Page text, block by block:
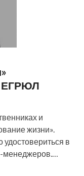
ЕГРЮЛ
и
жизни».
в
менеджеров.…